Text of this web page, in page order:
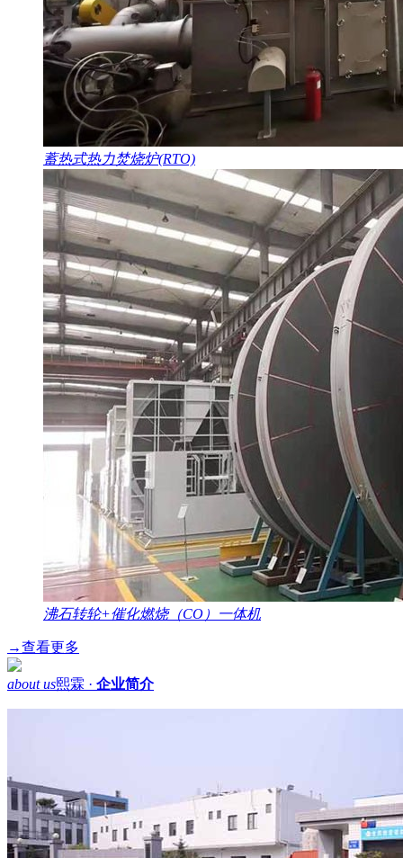
蓄热式热力焚烧炉(RTO)
沸石转轮+催化燃烧（CO）一体机
→查看更多
about us熙霖 · 企业简介